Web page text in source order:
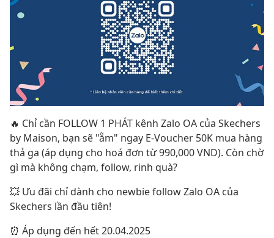
🔥 Chỉ cần FOLLOW 1 PHÁT kênh Zalo OA của Skechers
by Maison, bạn sẽ "ẵm" ngay E-Voucher 50K mua hàng
thả ga (áp dụng cho hoá đơn từ 990,000 VND). Còn chờ
gì mà không chạm, follow, rinh quà?
💥 Ưu đãi chỉ dành cho newbie follow Zalo OA của
Skechers lần đầu tiên!
⏰ Áp dụng đến hết 20.04.2025